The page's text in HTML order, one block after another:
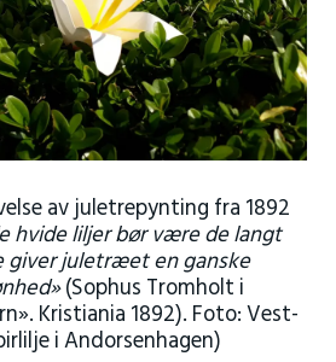
av juletrepynting fra 1892
hvide liljer bør være de langt
giver juletræet en ganske
(Sophus Tromholt i
Kristiania 1892). Foto: Vest-
i Andorsenhagen)